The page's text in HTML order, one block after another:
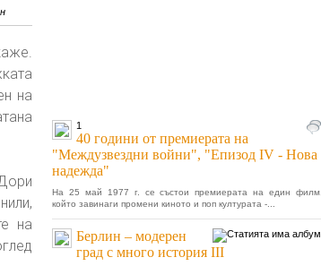
на
на
1
40 години от премиерата на
"Междузвездни войни", "Епизод IV - Нова
надежда"
На 25 май 1977 г. се състои премиерата на един филм,
който завинаги промени киното и поп културата -...
Берлин – модерен
град с много история III